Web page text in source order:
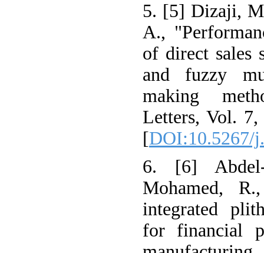
5. [5] Dizaji,
A.,
of direct sales
and fuzzy
making
Letters, Vol.
[DOI:10.5267/
6. [6]
Mohamed,
integrated
for financial